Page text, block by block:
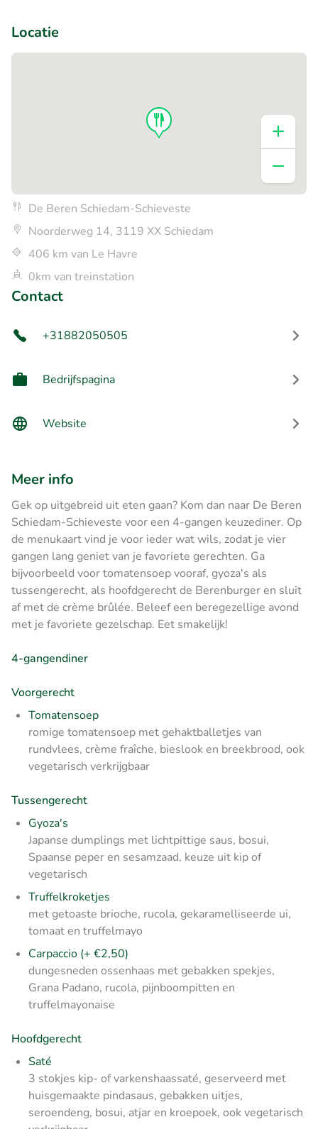
Locatie
De Beren Schiedam-Schieveste
Noorderweg 14, 3119 XX Schiedam
406 km van Le Havre
0km van treinstation
Contact
+31882050505
Bedrijfspagina
Website
Meer info
Gek op uitgebreid uit eten gaan? Kom dan naar De Beren
Schiedam-Schieveste voor een 4-gangen keuzediner. Op
de menukaart vind je voor ieder wat wils, zodat je vier
gangen lang geniet van je favoriete gerechten. Ga
bijvoorbeeld voor tomatensoep vooraf, gyoza's als
tussengerecht, als hoofdgerecht de Berenburger en sluit
af met de crème brûlée. Beleef een beregezellige avond
met je favoriete gezelschap. Eet smakelijk!
4-gangendiner
Voorgerecht
Tomatensoep
romige tomatensoep met gehaktballetjes van
rundvlees, crème fraîche, bieslook en breekbrood, ook
vegetarisch verkrijgbaar
Tussengerecht
Gyoza's
Japanse dumplings met lichtpittige saus, bosui,
Spaanse peper en sesamzaad, keuze uit kip of
vegetarisch
Truffelkroketjes
met getoaste brioche, rucola, gekaramelliseerde ui,
tomaat en truffelmayo
Carpaccio (+ €2,50)
dungesneden ossenhaas met gebakken spekjes,
Grana Padano, rucola, pijnboompitten en
truffelmayonaise
Hoofdgerecht
Saté
3 stokjes kip- of varkenshaassaté, geserveerd met
huisgemaakte pindasaus, gebakken uitjes,
seroendeng, bosui, atjar en kroepoek, ook vegetarisch